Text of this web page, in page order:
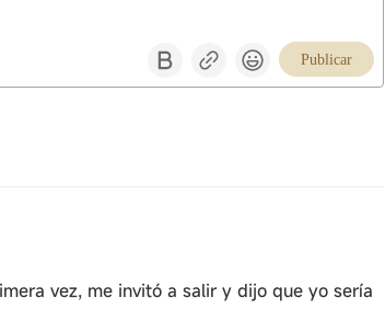
Publicar
vez, me invitó a salir y dijo que yo sería